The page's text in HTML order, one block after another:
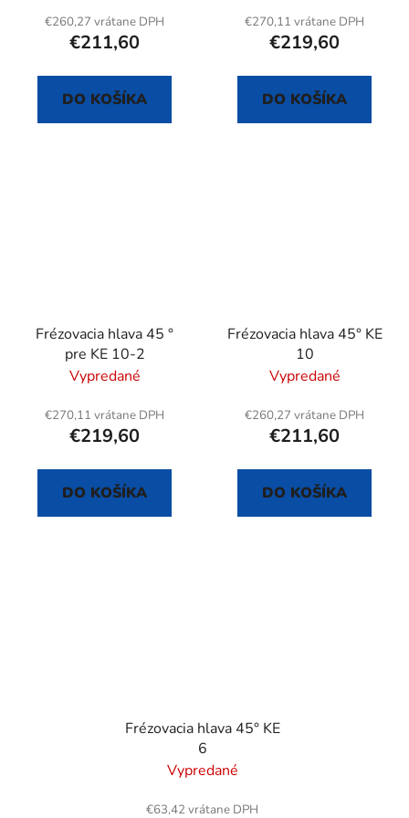
€260,27 vrátane DPH
€211,60
DO KOŠÍKA
€270,11 vrátane DPH
€219,60
DO KOŠÍKA
Frézovacia hlava 45 °
pre KE 10-2
Vypredané
€270,11 vrátane DPH
€219,60
DO KOŠÍKA
Frézovacia hlava 45° KE
10
Vypredané
€260,27 vrátane DPH
€211,60
DO KOŠÍKA
Frézovacia hlava 45° KE
6
Vypredané
€63,42 vrátane DPH